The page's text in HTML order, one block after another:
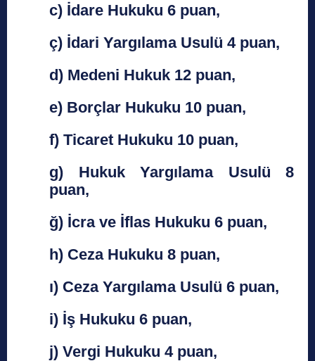
c) İdare Hukuku 6 puan,
ç) İdari Yargılama Usulü 4 puan,
d) Medeni Hukuk 12 puan,
e) Borçlar Hukuku 10 puan,
f) Ticaret Hukuku 10 puan,
g) Hukuk Yargılama Usulü 8
puan,
ğ) İcra ve İflas Hukuku 6 puan,
h) Ceza Hukuku 8 puan,
ı) Ceza Yargılama Usulü 6 puan,
i) İş Hukuku 6 puan,
j) Vergi Hukuku 4 puan,